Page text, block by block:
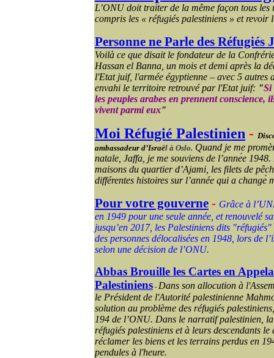
L’ONU doit traiter de la même façon tous les
compris les « réfugiés palestiniens » et revoir
Personne ne Parle des Réfugiés
Voilà ce que disait le fondateur de la
Hassan el Banna, un mois et demi après la
l'Etat juif, l'armée égyptienne – avec 5 autres
envahi le territoire retrouvé par l'Etat juif: "Si
les peuples arabes en prennent conscience,
vivent parmi eux"
Moi Réfugié Palestinien -
ambassadeur d’Israël à Oslo. Quand je me
natale, Jaffa, je me souviens de l’annee 1948.
maisons du quartier d’Ajami , les filets de pê
différentes histoires sur l’année qui a change
Pour votre gouverne - Grâce à
en 1949 pour une seule année, et renouvelé
jusqu’en 2017, les Palestiniens dits
des personnes délocalisées en 1948, lors de
selon une décision de l’ONU.
Abbas Brouille les Cartes en
Palestiniens - Dans son allocution à
le Président de l'Autorité palestinienne
solution au problème des réfugiés
194 de l’ONU. Dans le narratif palestinien,
réfugiés palestiniens et à leurs descendants
réclamer les biens et les terrains perdus en
pendules à l'heure.